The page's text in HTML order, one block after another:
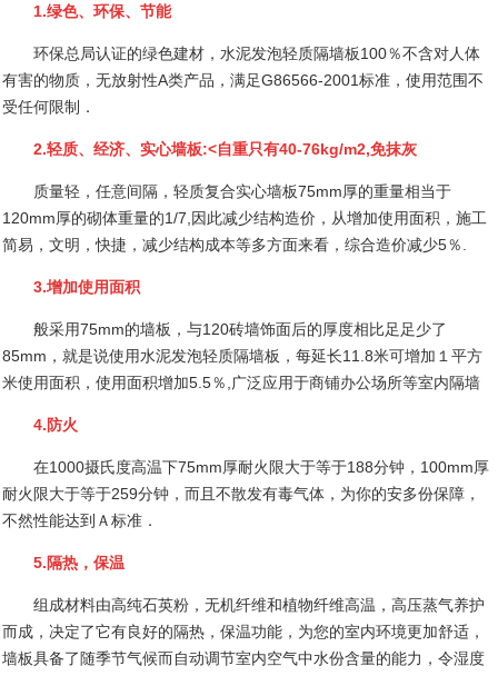
1.绿色、环保、节能
环保总局认证的绿色建材，水泥发泡轻质隔墙板100％不含对人体
有害的物质，无放射性A类产品，满足G86566-2001标准，使用范围不
受任何限制．
2.轻质、经济、实心墙板:<自重只有40-76kg/m2,免抹灰
质量轻，任意间隔，轻质复合实心墙板75mm厚的重量相当于
120mm厚的砌体重量的1/7, 因此减少结构造价，从增加使用面积，施工
简易，文明，快捷，减少结构成本等多方面来看，综合造价减少5％
3.增加使用面积
般采用75mm的墙板，与120砖墙饰面后的厚度相比足足少了
85mm ，就是说使用水泥发泡轻质隔墙板，每延长11.8米可增加１平方
米使用面积，使用面积增加5.5％ 广泛应用于商铺办公场所等室内隔墙
4.防火
在1000摄氏度高温下75mm厚耐火限大于等于188分钟， 100mm厚
耐火限大于等于259分钟，而且不散发有毒气体，为你的安多份保障，
不然性能达到Ａ标准．
5.隔热，保温
组成材料由高纯石英粉，无机纤维和植物纤维高温，高压蒸气养护
而成，决定了它有良好的隔热，保温功能，为您的室内环境更加舒适，
墙板具备了随季节气候而自动调节室内空气中水份含量的能力，令湿度